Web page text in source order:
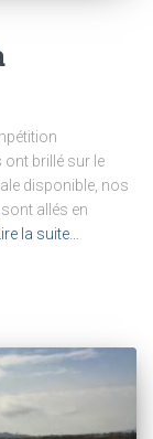
brillé sur le
disponible, nos
allés en
la suite…